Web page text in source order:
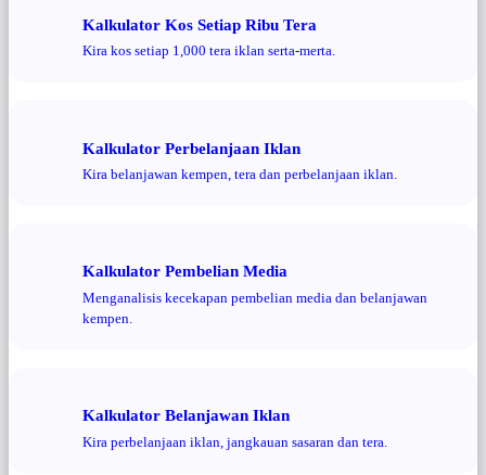
Kalkulator Kos Setiap Ribu Tera
Kira kos setiap 1,000 tera iklan serta-merta.
Kalkulator Perbelanjaan Iklan
Kira belanjawan kempen, tera dan perbelanjaan iklan.
Kalkulator Pembelian Media
Menganalisis kecekapan pembelian media dan belanjawan
kempen.
Kalkulator Belanjawan Iklan
Kira perbelanjaan iklan, jangkauan sasaran dan tera.